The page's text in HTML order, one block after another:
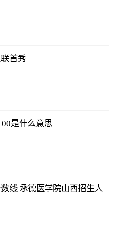
首秀
是什么意思
线 承德医学院山西招生人